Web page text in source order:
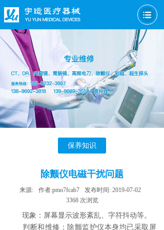
保养知识
除颤仪电磁干扰问题
来源: 作者:pmo7fcab7 发布时间: 2019-07-02
3368 次浏览
现象：屏幕显示波形紊乱、字符抖动等。
判断和维修：除颤监护仪本身均已采取屏